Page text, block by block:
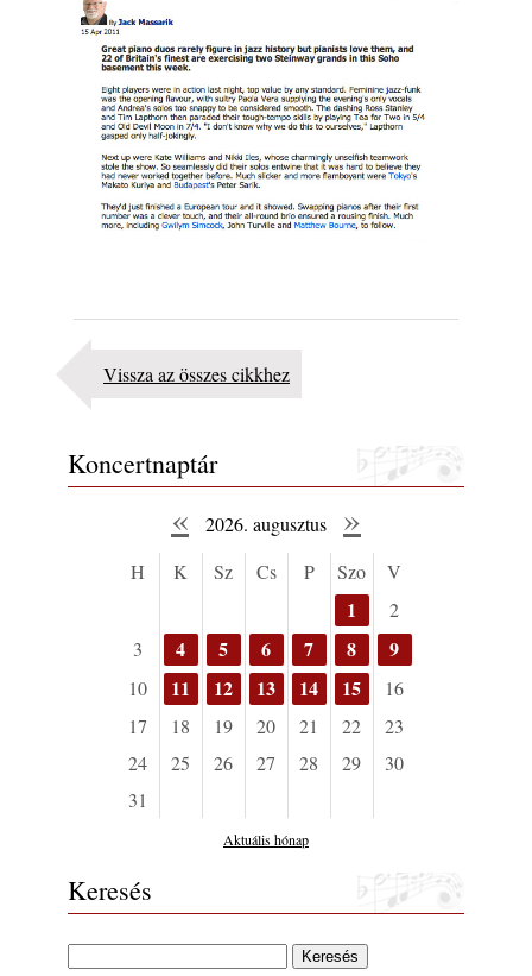
Vissza az összes cikkhez
Koncertnaptár
« 2026. augusztus »
H K Sz Cs P Szo V
1
2
3
4 5 6 7 8 9
10 11 12 13 14 15
16
17
18 19 20 21 22
23
24
25 26 27 28 29
30
31
Aktuális hónap
Keresés